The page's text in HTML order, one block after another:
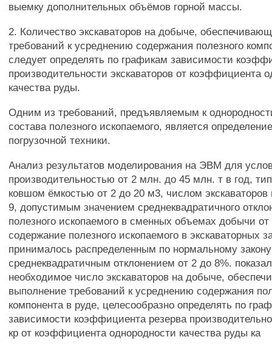
выемку дополнительных объёмов горной массы.
2. Количество экскаваторов на добыче,
требований к усреднению содержания полезного
следует определять по графикам зависимости
производительности экскаваторов от коэффициента
качества руды.
Одним из требований, предъявляемым к
состава полезного ископаемого, является
погрузочной техники.
Анализ результатов моделирования на ЭВМ для
производительностью от 2 млн. до 45 млн. т в год,
ковшом ёмкостью от 2 до 20 м3, числом
9, допустимым значением среднеквадратичного
полезного ископаемого в сменных объемах добычи
содержание полезного ископаемого в экскаваторных
принималось распределенным по нормальному
среднеквадратичным отклонением от 2 до 8%.
необходимое число экскаваторов на добыче,
выполнение требований к усреднению содержания
компонента в руде, целесообразно определять по
зависимости коэффициента резерва
кр от коэффициента однородности качества руды ка